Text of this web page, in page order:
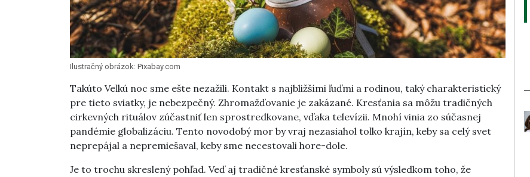
Ilustračný obrázok: Pixabay.com
Takúto Veľkú noc sme ešte nezažili. Kontakt s najbližšími ľuďmi a rodinou, taký charakteristický
pre tieto sviatky, je nebezpečný. Zhromažďovanie je zakázané. Kresťania sa môžu tradičných
cirkevných rituálov zúčastniť len sprostredkovane, vďaka televízii. Mnohí vinia zo súčasnej
pandémie globalizáciu. Tento novodobý mor by vraj nezasiahol toľko krajín, keby sa celý svet
neprepájal a nepremiešaval, keby sme necestovali hore-dole.
Je to trochu skreslený pohľad. Veď aj tradičné kresťanské symboly sú výsledkom toho, že